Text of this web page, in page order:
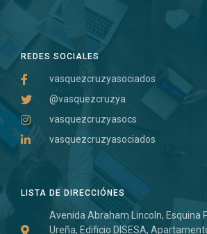
LISTA DE DIRECCIÓNES
Avenida Abraham Lincoln, Esquina
Ureña, Edificio DISESA,
REDES SOCIALES
vasquezcruzyasociados
@vasquezcruzya
vasquezcruzyasocs
vasquezcruzyasociados